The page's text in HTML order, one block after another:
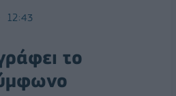
12:43
το